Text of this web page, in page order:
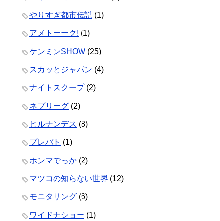
やりすぎ都市伝説 (1)
アメトーーク! (1)
ケンミンSHOW (25)
スカッとジャパン (4)
ナイトスクープ(2)
ネプリーグ (2)
ヒルナンデス (8)
プレバト (1)
ホンマでっか (2)
マツコの知らない世界 (12)
モニタリング (6)
ワイドナショー (1)